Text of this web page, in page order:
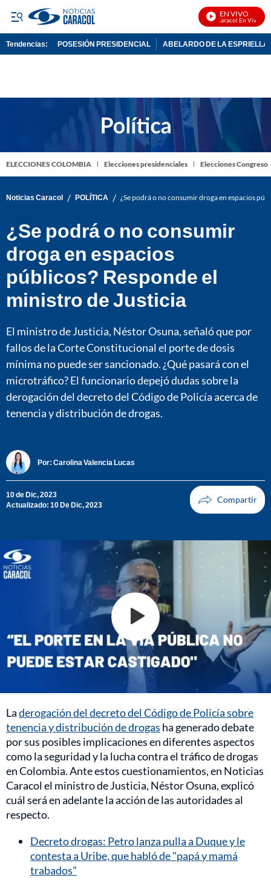
EN VIVO
Noticias Caracol En Vivo
Tendencias: POSESIÓN PRESIDENCIAL ABELARDO DE LA ESPRIELLA
ELECCIONES COLOMBIA Elecciones presidenciales Elecciones Congreso
Noticias Caracol / POLÍTICA / ¿Se podrá o no consumir droga en espacios
¿Se podrá o no consumir
droga en espacios
públicos? Responde el
ministro de Justicia
El ministro de Justicia, Néstor Osuna, señaló que por
fallos de la Corte Constitucional el porte de dosis
mínima no puede ser sancionado. ¿Qué pasará con el
microtráfico? El funcionario depejó dudas sobre la
derogación del decreto del Código de Policía acerca de
tenencia y distribución de drogas.
Por: Carolina Valencia Lucas
10 de Dic, 2023
Actualizado: 10 De Dic, 2023
Laderogación del decreto del Código de Policía sobre
tenencia y distribución de drogas ha generado debate
por sus posibles implicaciones en diferentes aspectos
como la seguridad y la lucha contra el tráfico de drogas
en Colombia. Ante estos cuestionamientos, en Noticias
Caracol el ministro de Justicia, Néstor Osuna, explicó
cuál será en adelante la acción de las autoridades al
respecto.
Decreto drogas: Petro lanza pulla a Duque y le
contesta a Uribe, que habló de "papá y mamá
trabados"